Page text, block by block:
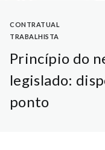
CONTRATUAL
TRABALHISTA
Princípio do
legislado:
ponto